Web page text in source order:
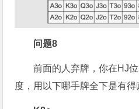
问题8
前面的人弃牌，你在HJ
度，用以下哪手牌全下是有得